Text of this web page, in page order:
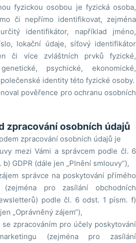
fyzickou osobou je fyzická osoba,
či nepřímo identifikovat, zejména
identifikátor, například jméno,
lokační údaje, síťový identifikátor
či více zvláštních prvků fyzické,
psychické, ekonomické,
identity této fyzické osoby.
pověřence pro ochranu osobních
zpracování osobních údajů
zpracování osobních údajů je
mezi Vámi a správcem podle čl. 6
b) GDPR (dále jen „Plnění smlouvy“),
správce na poskytování přímého
(zejména pro zasílání obchodních
podle čl. 6 odst. 1 písm. f)
„Oprávněný zájem“),
se zpracováním pro účely poskytování
(zejména pro zasílání